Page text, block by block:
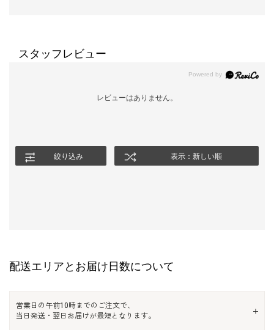
スタッフレビュー
レビューはありません。
絞り込み 表示：新しい順
配送エリアとお届け日数について
営業日の午前10時までのご注文で、
当日発送・翌日お届けが最短となります。